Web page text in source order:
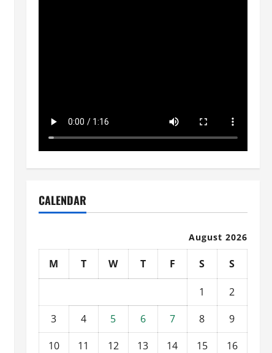
CALENDAR
August 2026
M T W T F S S
1
2
3
4 5 6 7 8
9
10
11 12 13 14 15
16